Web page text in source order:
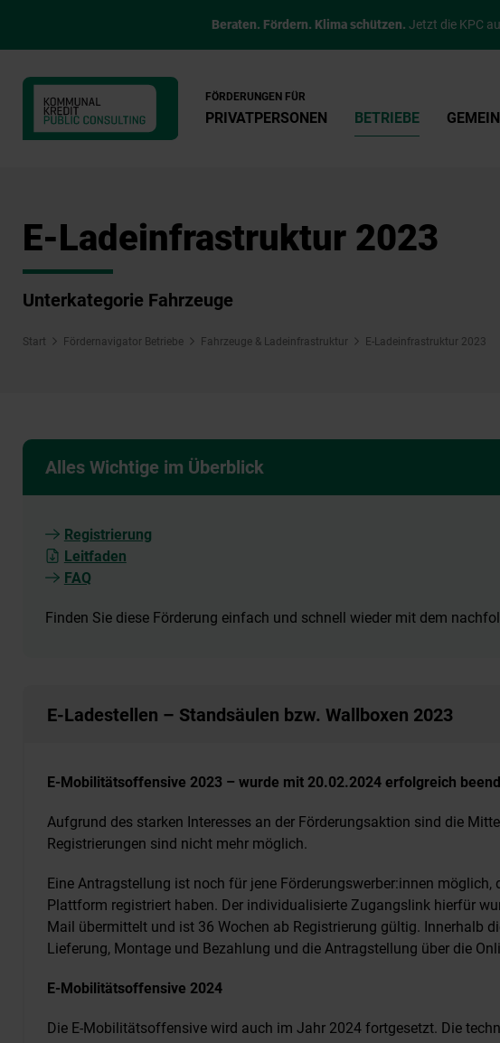
Beraten. Fördern. Klima schützen. Jetzt die KPC
FÖRDERUNGEN FÜR
PRIVATPERSONEN BETRIEBE
E-Ladeinfrastruktur 2023
Unterkategorie Fahrzeuge
Start Fördernavigator Betriebe Fahrzeuge & Ladeinfrastruktur E-Ladeinfrastruktur 2023
Alles Wichtige im Überblick
Registrierung
Leitfaden
FAQ
Finden Sie diese Förderung einfach und schnell wieder mit dem
E-Ladestellen – Standsäulen bzw. Wallboxen 2023
E-Mobilitätsoffensive 2023 – wurde mit 20.02.2024 erfolgreich
Aufgrund des starken Interesses an der Förderungsaktion sind die
Registrierungen sind nicht mehr möglich.
Eine Antragstellung ist noch für jene Förderungswerber:innen möglich,
Plattform registriert haben. Der individualisierte Zugangslink hierfür
Mail übermittelt und ist 36 Wochen ab Registrierung gültig. Innerhalb
Lieferung, Montage und Bezahlung und die Antragstellung über die
E-Mobilitätsoffensive 2024
Die E-Mobilitätsoffensive wird auch im Jahr 2024 fortgesetzt. Die